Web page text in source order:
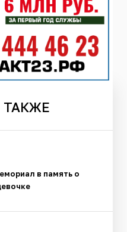
ТАКЖЕ
в память о